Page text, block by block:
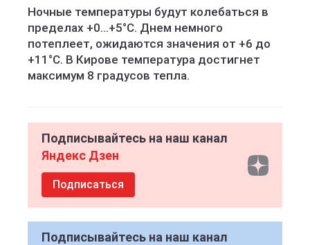
Ночные температуры будут колебаться в
пределах +0...+5°C. Днем немного
потеплеет, ожидаются значения от +6 до
+11°C. В Кирове температура достигнет
максимум 8 градусов тепла.
Подписывайтесь на наш канал
Яндекс Дзен
Подписаться
Подписывайтесь на наш канал